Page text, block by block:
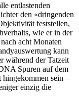
entlastenden
den «dringenden
feststellen,
wie er in der
acht Monaten
kann
während der Tatzeit
Spuren auf dem
sein –
einzig die